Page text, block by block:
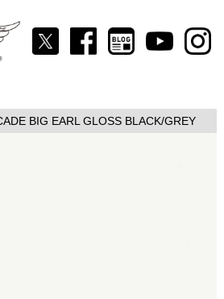
BIG EARL GLOSS BLACK/GREY